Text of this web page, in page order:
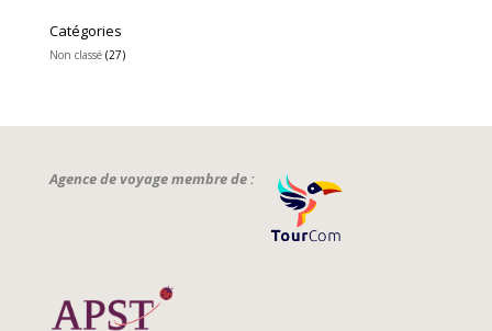
Catégories
Non classé(27)
Agence de voyage membre de :